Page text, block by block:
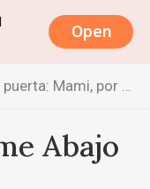
Open
Bebé adorable en la puerta: Mami, por favor firma
Abajo